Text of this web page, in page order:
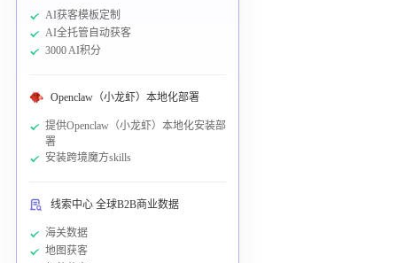
AI获客模板定制
AI全托管自动获客
3000 AI积分
Openclaw（小龙虾）本地化部署
提供Openclaw（小龙虾）本地化安装部
署
安装跨境魔方skills
线索中心 全球B2B商业数据
海关数据
地图获客